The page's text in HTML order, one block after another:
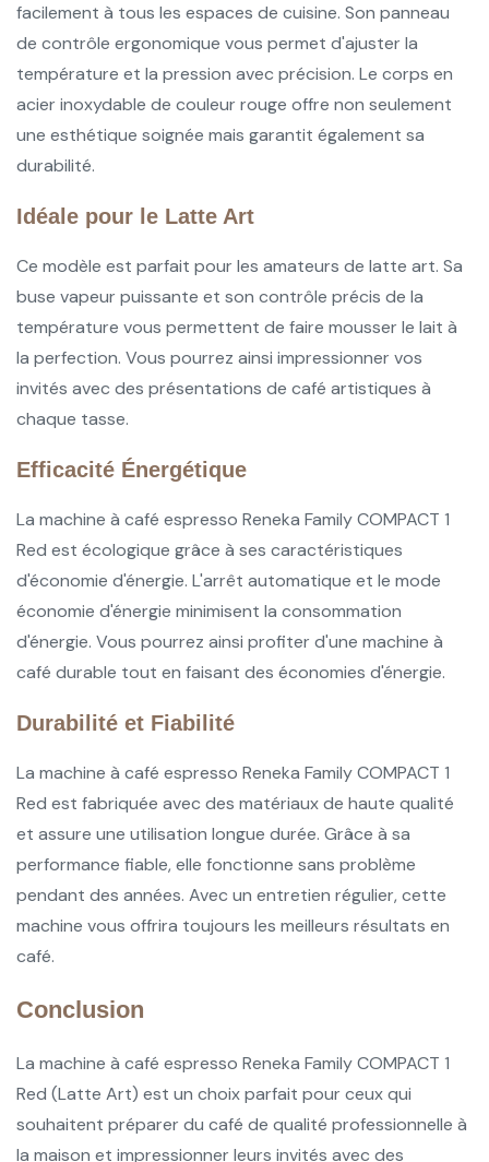
facilement à tous les espaces de cuisine. Son panneau
de contrôle ergonomique vous permet d'ajuster la
température et la pression avec précision. Le corps en
acier inoxydable de couleur rouge offre non seulement
une esthétique soignée mais garantit également sa
durabilité.
Idéale pour le Latte Art
Ce modèle est parfait pour les amateurs de latte art. Sa
buse vapeur puissante et son contrôle précis de la
température vous permettent de faire mousser le lait à
la perfection. Vous pourrez ainsi impressionner vos
invités avec des présentations de café artistiques à
chaque tasse.
Efficacité Énergétique
La machine à café espresso Reneka Family COMPACT 1
Red est écologique grâce à ses caractéristiques
d'économie d'énergie. L'arrêt automatique et le mode
économie d'énergie minimisent la consommation
d'énergie. Vous pourrez ainsi profiter d'une machine à
café durable tout en faisant des économies d'énergie.
Durabilité et Fiabilité
La machine à café espresso Reneka Family COMPACT 1
Red est fabriquée avec des matériaux de haute qualité
et assure une utilisation longue durée. Grâce à sa
performance fiable, elle fonctionne sans problème
pendant des années. Avec un entretien régulier, cette
machine vous offrira toujours les meilleurs résultats en
café.
Conclusion
La machine à café espresso Reneka Family COMPACT 1
Red (Latte Art) est un choix parfait pour ceux qui
souhaitent préparer du café de qualité professionnelle à
la maison et impressionner leurs invités avec des